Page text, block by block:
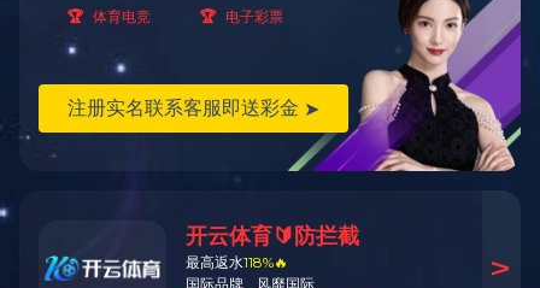
关注开云手机站官方版在线登入
Privacy Policy License
© 2025 All rights reserved浙ICP备17007996号